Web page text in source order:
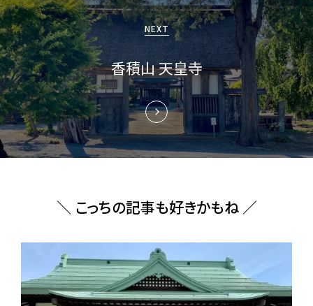
ョ
ン
NEXT
香積山 天皇寺
＼ こっちの記事も好きかもね ／